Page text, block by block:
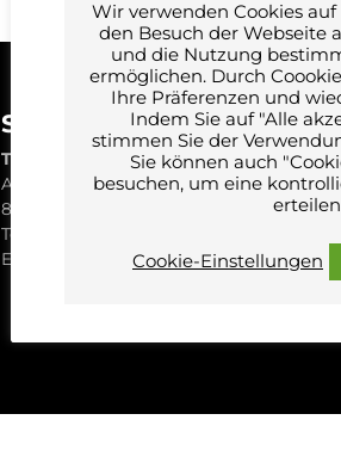
S hnik
TGA²
Ingenieure GmbH
Am Pfarröschle 49-50
88630 Pfullendorf
Tel.: 07552 9215-0
E-Mail an:
TGA² Ingenieure GmbH
Wir verwenden Cookies
den Besuch der Webseite
und die Nutzung
ermöglichen. Durch
Ihre Präferenzen und
Indem Sie auf "Alle
stimmen Sie der
Sie können auch
besuchen, um eine
Cookie-Einstellungen